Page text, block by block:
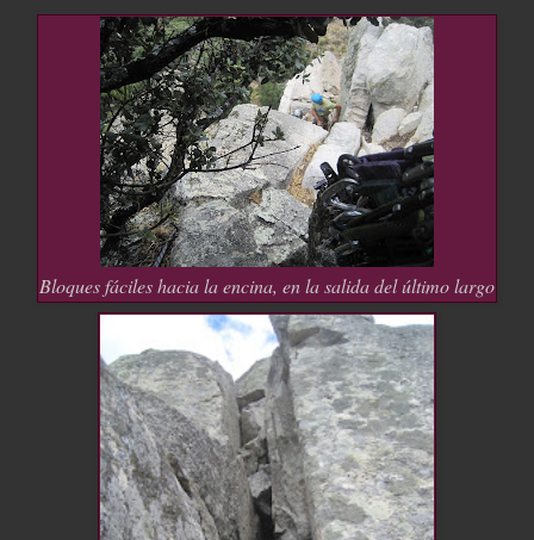
Bloques fáciles hacia la encina, en la salida del último largo